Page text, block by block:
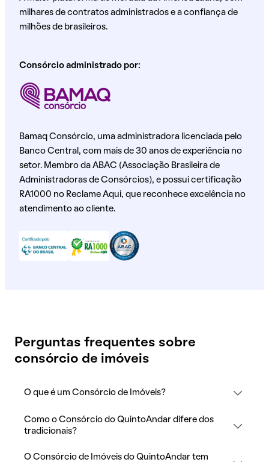
milhares de contratos administrados e a confiança de
milhões de brasileiros.
Consórcio administrado por:
Bamaq Consórcio, uma administradora licenciada pelo
Banco Central, com mais de 30 anos de experiência no
setor. Membro da ABAC (Associação Brasileira de
Administradoras de Consórcios), e possui certificação
RA1000 no Reclame Aqui, que reconhece excelência no
atendimento ao cliente.
Perguntas frequentes sobre
consórcio de imóveis
O que é um Consórcio de Imóveis?
Como o Consórcio do QuintoAndar difere dos
tradicionais?
O Consórcio de Imóveis do QuintoAndar tem